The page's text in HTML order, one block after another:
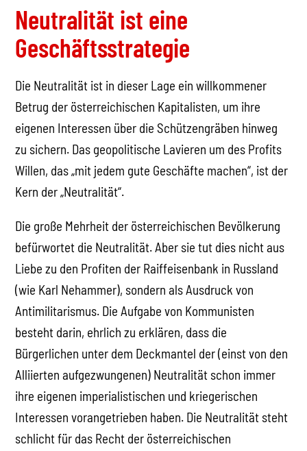
Neutralität ist eine
Geschäftsstrategie
Die Neutralität ist in dieser Lage ein willkommener
Betrug der österreichischen Kapitalisten, um ihre
eigenen Interessen über die Schützengräben hinweg
zu sichern. Das geopolitische Lavieren um des Profits
Willen, das „mit jedem gute Geschäfte machen“, ist der
Kern der „Neutralität“.
Die große Mehrheit der österreichischen Bevölkerung
befürwortet die Neutralität. Aber sie tut dies nicht aus
Liebe zu den Profiten der Raiffeisenbank in Russland
(wie Karl Nehammer), sondern als Ausdruck von
Antimilitarismus. Die Aufgabe von Kommunisten
besteht darin, ehrlich zu erklären, dass die
Bürgerlichen unter dem Deckmantel der (einst von den
Alliierten aufgezwungenen) Neutralität schon immer
ihre eigenen imperialistischen und kriegerischen
Interessen vorangetrieben haben. Die Neutralität steht
schlicht für das Recht der österreichischen